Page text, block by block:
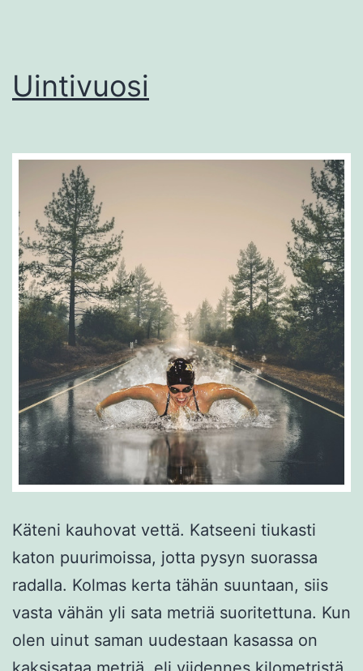
Uintivuosi
Käteni kauhovat vettä. Katseeni tiukasti
katon puurimoissa, jotta pysyn suorassa
radalla. Kolmas kerta tähän suuntaan, siis
vasta vähän yli sata metriä suoritettuna. Kun
olen uinut saman uudestaan kasassa on